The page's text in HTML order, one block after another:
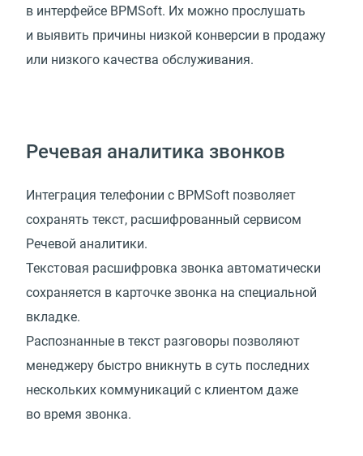
в интерфейсе BPMSoft. Их можно прослушать
и выявить причины низкой конверсии в продажу
или низкого качества обслуживания.
Речевая аналитика звонков
Интеграция телефонии с BPMSoft позволяет
сохранять текст, расшифрованный сервисом
Речевой аналитики.
Текстовая расшифровка звонка автоматически
сохраняется в карточке звонка на специальной
вкладке.
Распознанные в текст разговоры позволяют
менеджеру быстро вникнуть в суть последних
нескольких коммуникаций с клиентом даже
во время звонка.